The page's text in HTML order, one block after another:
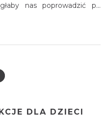
nas poprowadzić po
Państwo na Mysz
DLA DZIECI